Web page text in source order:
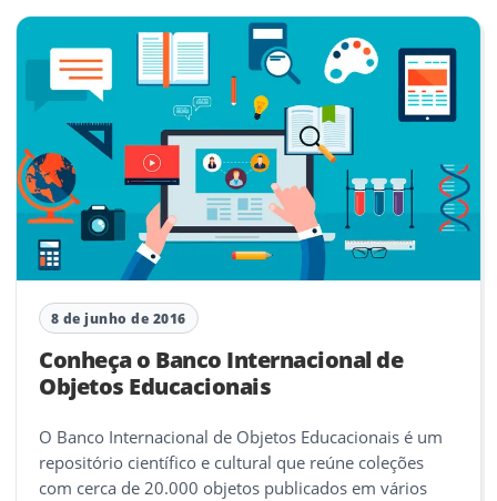
8 de junho de 2016
Conheça o Banco Internacional de
Objetos Educacionais
O Banco Internacional de Objetos Educacionais é um
repositório científico e cultural que reúne coleções
com cerca de 20.000 objetos publicados em vários